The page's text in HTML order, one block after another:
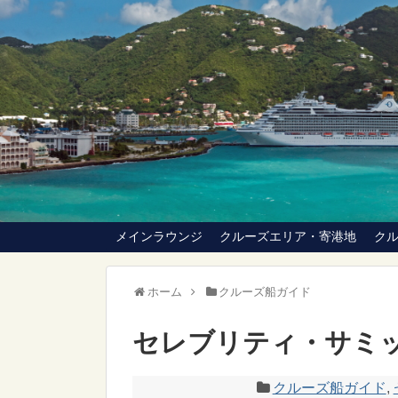
メインラウンジ クルーズエリア・寄港地 ク
ホーム クルーズ船ガイド
セレブリティ・サミ
クルーズ船ガイド,